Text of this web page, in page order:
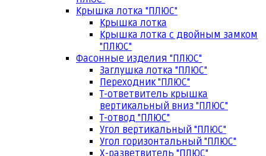
Крышка лотка "ПЛЮС"
Крышка лотка
Крышка лотка с двойным замком
"ПЛЮС"
Фасонные изделия "ПЛЮС"
Заглушка лотка "ПЛЮС"
Переходник "ПЛЮС"
Т-ответвитель крышка
вертикальный вниз "ПЛЮС"
Т-отвод "ПЛЮС"
Угол вертикальный "ПЛЮС"
Угол горизонтальный "ПЛЮС"
Х-разветвитель "ПЛЮС"